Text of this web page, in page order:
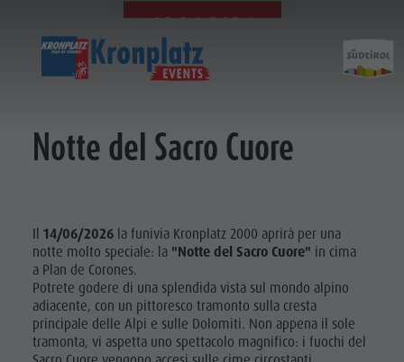
14.06.2026
14.06.2026
Notte del Sacro Cuore
Il 14/06/2026 la funivia Kronplatz 2000 aprirà per una
notte molto speciale: la "Notte del Sacro Cuore" in cima
a Plan de Corones.
Potrete godere di una splendida vista sul mondo alpino
adiacente, con un pittoresco tramonto sulla cresta
principale delle Alpi e sulle Dolomiti. Non appena il sole
tramonta, vi aspetta uno spettacolo magnifico: i fuochi del